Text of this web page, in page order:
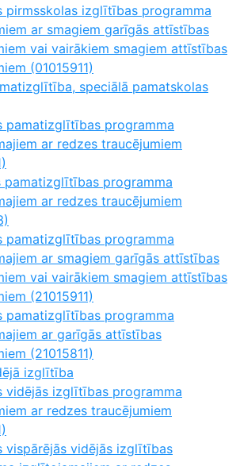
pirmsskolas izglītības programma
ar smagiem garīgās attīstības
vai vairākiem smagiem attīstības
(01015911)
speciālā pamatskolas
pamatizglītības programma
ar redzes traucējumiem
pamatizglītības programma
ar redzes traucējumiem
pamatizglītības programma
ar smagiem garīgās attīstības
vai vairākiem smagiem attīstības
(21015911)
pamatizglītības programma
ar garīgās attīstības
(21015811)
izglītība
vidējās izglītības programma
ar redzes traucējumiem
vispārējās vidējās izglītības